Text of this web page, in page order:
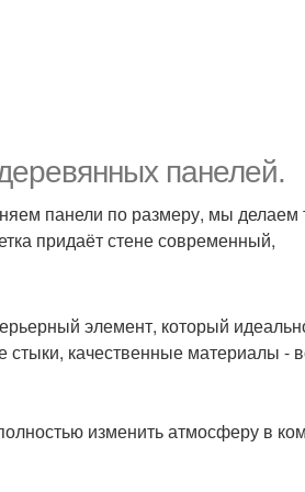
панелей.
панели по размеру, мы делаем
придаёт стене современный,
элемент, который
качественные материалы -
изменить атмосферу в